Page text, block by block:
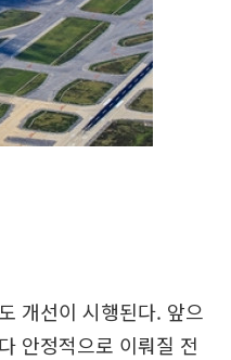
개선이 시행된다. 앞으
안정적으로 이뤄질 전